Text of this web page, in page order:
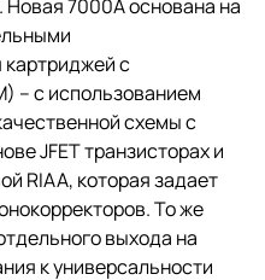
7000A основана на
с
– с использованием
схемы с
JFET транзисторах и
RIAA, которая задает
То же
выхода на
к универсальности